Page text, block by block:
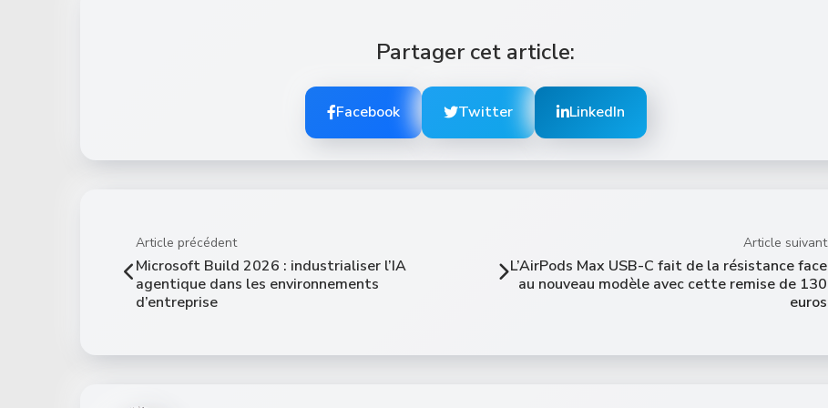
Partager cet article:
Facebook Twitter LinkedIn
Article précédent
Microsoft Build 2026 : industrialiser l’IA
agentique dans les environnements
d’entreprise
Article suivant
L’AirPods Max USB-C fait de la résistance face
au nouveau modèle avec cette remise de 130
euros